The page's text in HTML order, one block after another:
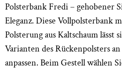
Polsterbank Fredi – gehobener
Eleganz. Diese Vollpolsterbank
Polsterung aus Kaltschaum lässt
Varianten des Rückenpolsters
anpassen. Beim Gestell wählen